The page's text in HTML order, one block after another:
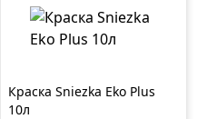
Краска Sniezka Eko Plus
10л